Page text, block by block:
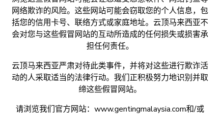
网络欺诈的风险。这些网站可能会窃取您的个人信息，包
括您的信用卡号、联络方式或家庭地址。云顶马来西亚不
会对您与这些假冒网站的互动所造成的任何损失或损害承
担任何责任。
云顶马来西亚严肃对待此类事件，并将对这些进行欺诈活
动的人采取适当的法律行动。我们正积极努力地识别并取
缔这些假冒网站。
请浏览我们官方网站：www.gentingmalaysia.com和/或